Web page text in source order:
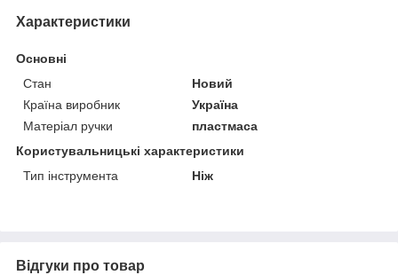
Характеристики
Основні
Стан
Новий
Країна виробник
Україна
Матеріал ручки
пластмаса
Користувальницькі характеристики
Тип інструмента
Ніж
Відгуки про товар